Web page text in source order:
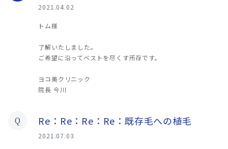
2021.04.02
トム様
了解いたしました。
ご希望に沿ってベストを尽くす所存です。
ヨコ美クリニック
院長 今川
Q Re：Re：Re：Re：既存毛への植毛
2021.07.03